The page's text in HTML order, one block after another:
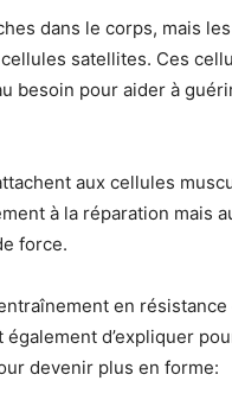
dans le corps, mais
satellites. Ces
besoin pour aider à
aux cellules
à la réparation mais
force.
en
d’expliquer
devenir plus en forme: